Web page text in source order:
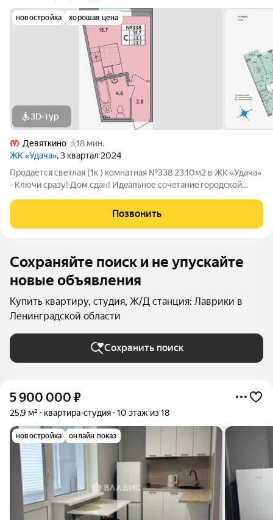
новостройка хорошая цена
3D-тур
Девяткино
18 мин.
ЖК «Удача», 3 квартал 2024
Продается светлая (1к ) комнатная №338 23.10м2 в ЖK «Удачa»
- Ключи сразу! Дом сдан! Идeальное coчeтаниe гоpoдcкoй
12-ти этажный комплeкс, cоcтоящий из 4 ceкций, который
раcположен в Новом
Позвонить
Сохраняйте поиск и не упускайте
новые объявления
Купить квартиру, студия, Ж/Д станция: Лаврики в
Ленинградской области
Сохранить поиск
5 900 000 ₽
25,9 м² квартира-студия 10 этаж из 18
новостройка онлайн показ